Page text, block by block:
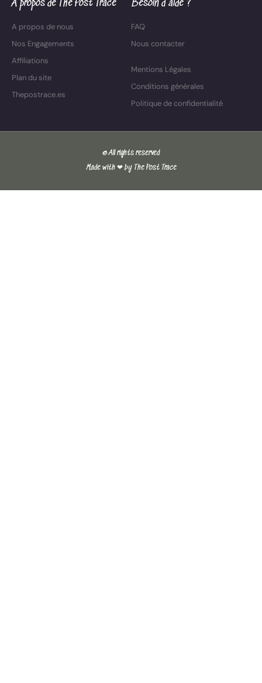
A propos de The Post Trace
A propos de nous
Nos Engagements
Affiliations
Plan du site
Thepostrace.es
Besoin d'aide ?
FAQ
Nous contacter
Mentions Légales
Conditions générales
Politique de confidentialité
© All rights reserved
Made with ❤ by The Post Trace